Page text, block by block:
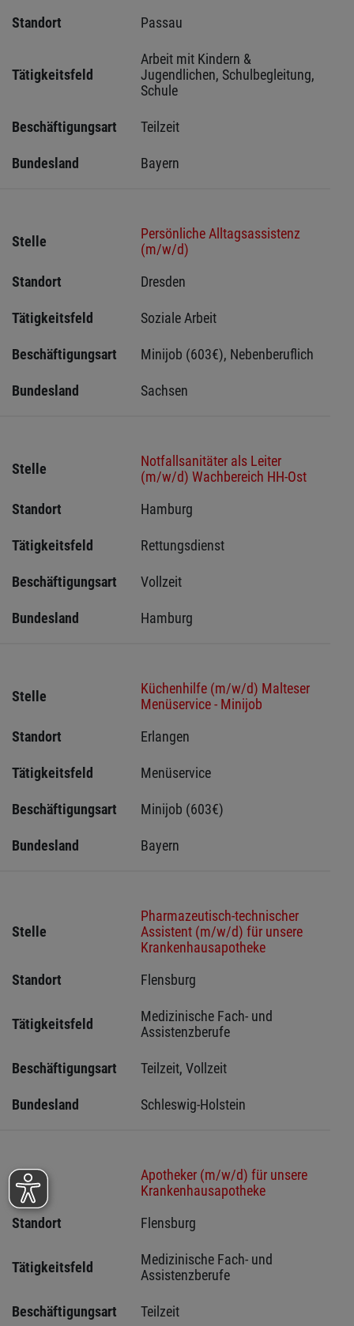
Standort
Passau
Tätigkeitsfeld
Arbeit mit Kindern &
Jugendlichen, Schulbegleitung,
Schule
Beschäftigungsart Teilzeit
Bundesland Bayern
Stelle
Persönliche Alltagsassistenz
(m/w/d)
Standort
Dresden
Tätigkeitsfeld Soziale Arbeit
Beschäftigungsart Minijob (603€), Nebenberuflich
Bundesland Sachsen
Stelle
Notfallsanitäter als Leiter
(m/w/d) Wachbereich HH-Ost
Standort
Hamburg
Tätigkeitsfeld Rettungsdienst
Beschäftigungsart Vollzeit
Bundesland Hamburg
Stelle
Küchenhilfe (m/w/d) Malteser
Menüservice - Minijob
Standort
Erlangen
Tätigkeitsfeld Menüservice
Beschäftigungsart Minijob (603€)
Bundesland Bayern
Stelle
Pharmazeutisch-technischer
Assistent (m/w/d) für unsere
Krankenhausapotheke
Standort
Flensburg
Tätigkeitsfeld
Medizinische Fach- und
Assistenzberufe
Beschäftigungsart Teilzeit, Vollzeit
Bundesland Schleswig-Holstein
Stelle
Apotheker (m/w/d) für unsere
Krankenhausapotheke
Standort
Flensburg
Tätigkeitsfeld
Medizinische Fach- und
Assistenzberufe
Beschäftigungsart Teilzeit